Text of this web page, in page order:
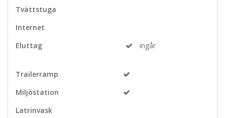
Tvättstuga
Internet
Eluttag
ingår
Trailerramp
Miljöstation
Latrinvask